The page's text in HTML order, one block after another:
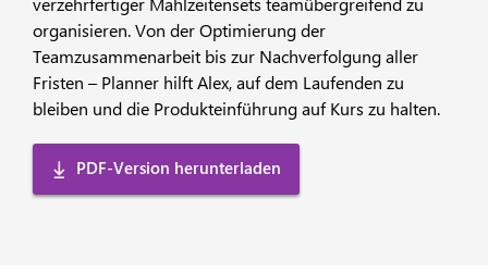
organisieren. Von der Optimierung der
Teamzusammenarbeit bis zur Nachverfolgung aller
Fristen – Planner hilft Alex, auf dem Laufenden zu
bleiben und die Produkteinführung auf Kurs zu halten.
PDF-Version herunterladen